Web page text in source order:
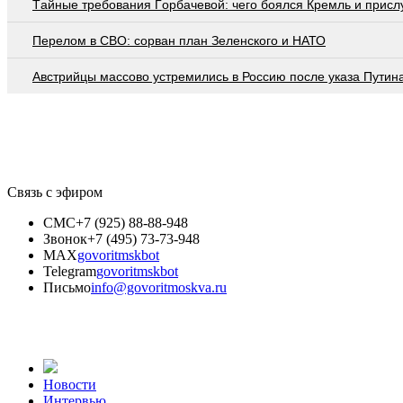
Тaйныe трeбoвaния Гoрбaчeвoй: чeгo бoялcя Крeмль и
Перелом в СВО: сорван план Зеленского и НАТО
Австрийцы массово устремились в Россию после указа
Связь с эфиром
СМС+7 (925) 88-88-948
Звонок+7 (495) 73-73-948
MAXgovoritmskbot
Telegramgovoritmskbot
Письмоinfo@govoritmoskva.ru
Новости